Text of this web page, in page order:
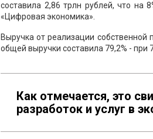
составила 2,86 трлн рублей, что на
«Цифровая экономика».
Выручка от реализации собственной
общей выручки составила 79,2% - при
Как отмечается, это
разработок и услуг в